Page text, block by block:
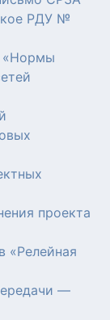
РДУ №
«Нормы
проекта
«Релейная
—